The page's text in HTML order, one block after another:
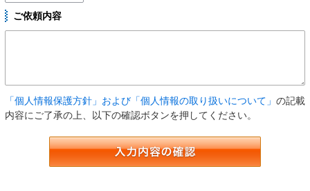
ご依頼内容
「個人情報保護方針」および「個人情報の取り扱いについて」 の記載
内容にご了承の上、以下の確認ボタンを押してください。